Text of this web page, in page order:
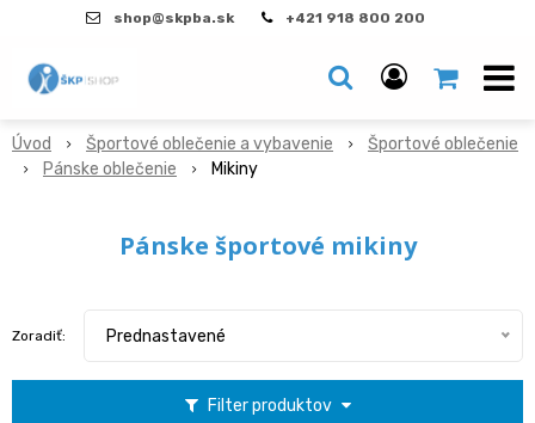
shop@skpba.sk +421 918 800 200
Úvod Športové oblečenie a vybavenie
Športové oblečenie
Pánske oblečenie
Mikiny
Pánske športové mikiny
Filter produktov
Zoradiť: Prednastavené